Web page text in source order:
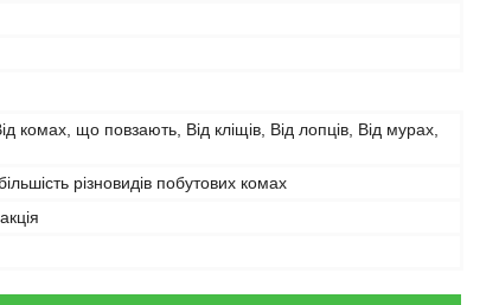
комах, що повзають, Від кліщів, Від лопців, Від мурах,
різновидів побутових комах